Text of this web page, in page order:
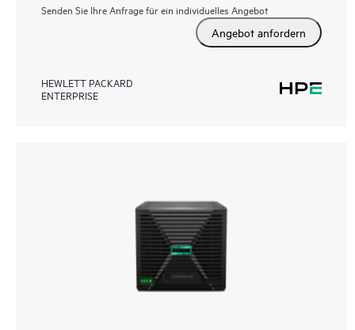
Senden Sie Ihre Anfrage für ein individuelles Angebot
Angebot anfordern
HEWLETT PACKARD
ENTERPRISE